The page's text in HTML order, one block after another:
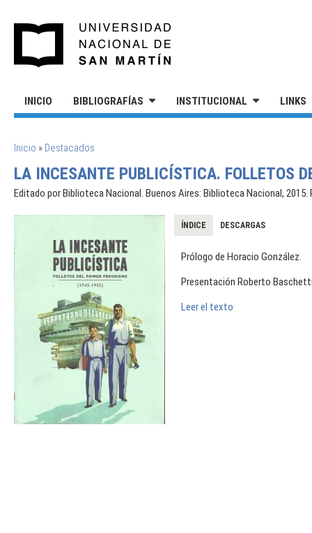
INICIO BIBLIOGRAFÍAS INSTITUCIONAL LINKS
SE ENCUENTRA USTED AQUÍ
Inicio » Destacados
LA INCESANTE PUBLICÍSTICA. FOLLETOS
Editado por Biblioteca Nacional. Buenos Aires: Biblioteca Nacional,
ÍNDICE DESCARGAS
Prólogo de Horacio González.
Presentación Roberto
Leer el texto